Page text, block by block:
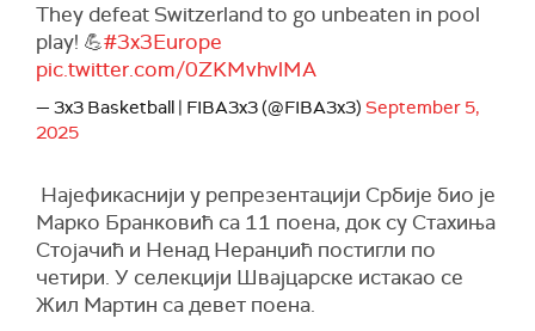
They defeat Switzerland to go unbeaten in pool
play! 💪#3x3Europe
pic.twitter.com/0ZKMvhvlMA
— 3x3 Basketball | FIBA3x3 (@FIBA3x3) September 5,
2025
Најефикаснији у репрезентацији Србије био је
Марко Бранковић са 11 поена, док су Стахиња
Стојачић и Ненад Неранџић постигли по
четири. У селекцији Швајцарске истакао се
Жил Мартин са девет поена.